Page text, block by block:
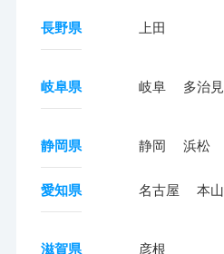
長野県 上田
岐阜県 岐阜 多治見
静岡県 静岡 浜松
愛知県 名古屋 本山
滋賀県 彦根